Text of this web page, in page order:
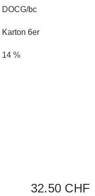
DOCG/bc
Karton 6er
14 %
32.50 CHF